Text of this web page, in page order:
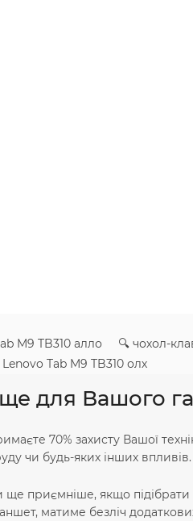
M9 TB310 алло 🔍 чохол-
Tab M9 TB310 олх
для Вашого
70% захисту Вашої
чи будь-яких інших впливів.
приємніше, якщо підібрати
матиме безліч